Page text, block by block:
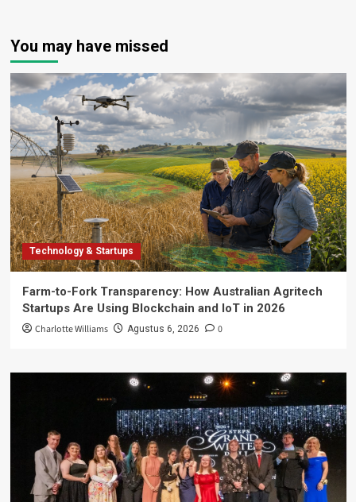
You may have missed
Technology & Startups
Farm-to-Fork Transparency: How Australian Agritech
Startups Are Using Blockchain and IoT in 2026
Charlotte Williams Agustus 6, 2026 0